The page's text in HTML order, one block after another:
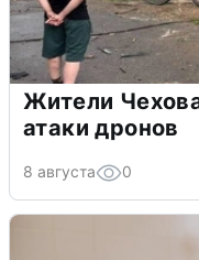
Жители
атаки дронов
8 августа 0